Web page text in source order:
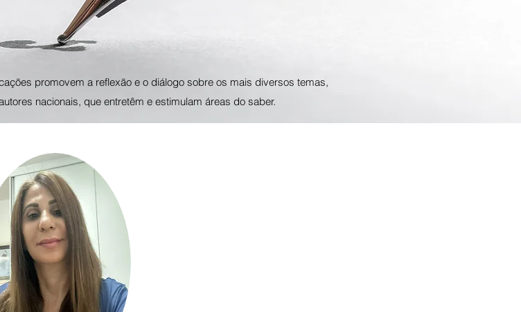
promovem a reflexão e o diálogo sobre os mais diversos temas,
nacionais, que entretêm e estimulam áreas do saber.